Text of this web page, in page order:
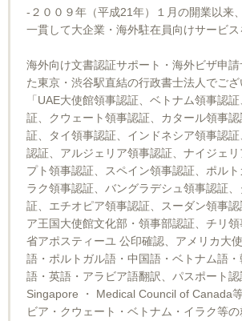
-２００９年（平成21年）１月の開業以来
一貫して大企業・海外駐在員向けサービ
海外向け文書認証サポート・海外ビザ申
た東京・渋谷駅直結の行政書士法人でござ
「UAE大使館領事認証、ベトナム領事認
証、クウェート領事認証、カタール領事
証、タイ領事認証、インドネシア領事認
認証、アルジェリア領事認証、ナイジェ
プト領事認証、スペイン領事認証、ポル
ラク領事認証、バングラデシュ領事認証
証、エチオピア領事認証、スーダン領事
ア王国大使館文化部・領事部認証、チリ
省アポスティーユ 公印確認、アメリカ大
語・ポルトガル語・中国語・ベトナム語
語・英語・アラビア語翻訳、パスポート認
Singapore ・ Medical Council of Canada
ビア・クウェート・ベトナム・イラク等